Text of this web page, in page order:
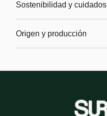
Sostenibilidad y cuidados
Origen y producción